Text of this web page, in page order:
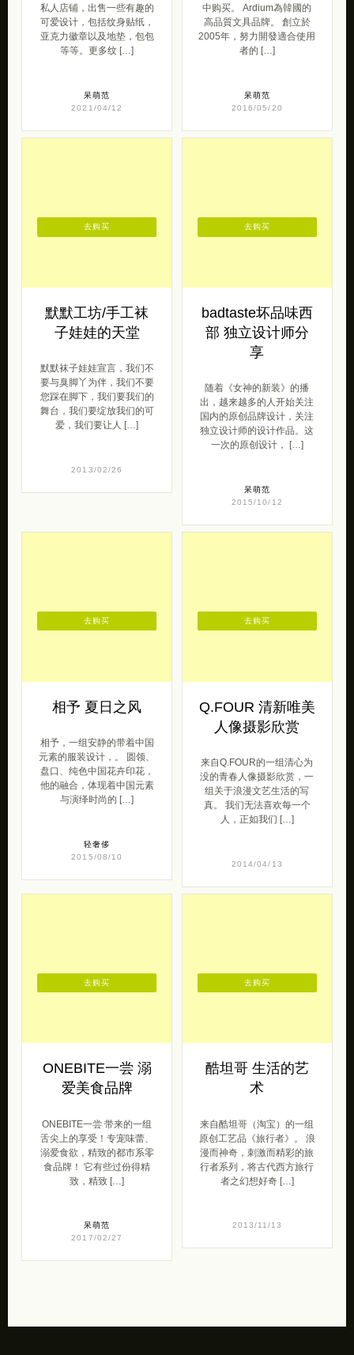
私人店铺，出售一些有趣的
可爱设计，包括纹身贴纸，
亚克力徽章以及地垫，包包
等等。更多纹 […]
呆萌范
2021/04/12
中购买。 Ardium為韓國的
高品質文具品牌。 創立於
2005年，努力開發適合使用
者的 […]
呆萌范
2016/05/20
默默工坊/手工袜
子娃娃的天堂
默默袜子娃娃宣言，我们不
要与臭脚丫为伴，我们不要
您踩在脚下，我们要我们的
舞台，我们要绽放我们的可
爱，我们要让人 […]
2013/02/26
去购买
badtaste坏品味西
部 独立设计师分
享
随着《女神的新装》的播
出，越来越多的人开始关注
国内的原创品牌设计，关注
独立设计师的设计作品。这
一次的原创设计， […]
呆萌范
2015/10/12
去购买
相予 夏日之风
相予，一组安静的带着中国
元素的服装设计，。 圆领、
盘口、纯色中国花卉印花，
他的融合，体现着中国元素
与演绎时尚的 […]
轻奢侈
2015/08/10
去购买
Q.FOUR 清新唯美
人像摄影欣赏
来自Q.FOUR的一组清心为
没的青春人像摄影欣赏，一
组关于浪漫文艺生活的写
真。 我们无法喜欢每一个
人，正如我们 […]
2014/04/13
去购买
ONEBITE一尝 溺
爱美食品牌
ONEBITE一尝 带来的一组
舌尖上的享受！专宠味蕾、
溺爱食欲，精致的都市系零
食品牌！ 它有些过份得精
致，精致 […]
呆萌范
2017/02/27
去购买
酷坦哥 生活的艺
术
来自酷坦哥（淘宝）的一组
原创工艺品《旅行者》。 浪
漫而神奇，刺激而精彩的旅
行者系列，将古代西方旅行
者之幻想好奇 […]
2013/11/13
去购买